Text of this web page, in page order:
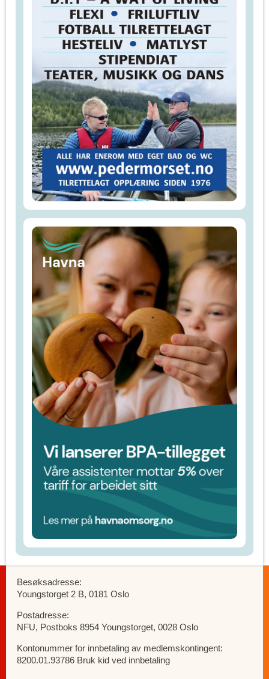
Besøksadresse:
Youngstorget 2 B, 0181 Oslo
Postadresse:
NFU, Postboks 8954 Youngstorget, 0028 Oslo
Kontonummer for innbetaling av medlemskontingent:
8200.01.93786 Bruk kid ved innbetaling